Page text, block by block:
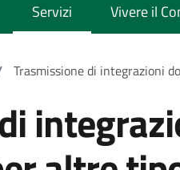
Servizi Vivere il
Trasmissione di integrazioni